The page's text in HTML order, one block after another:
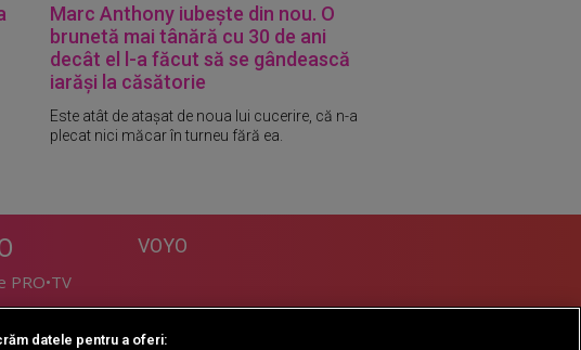
Marc Anthony iubește din nou. O
brunetă mai tânără cu 30 de ani
decât el l-a făcut să se gândească
iarăși la căsătorie
Este atât de atașat de noua lui cucerire, că n-a
plecat nici măcar în turneu fără ea.
PRO•TV
VOYO
datele pentru a oferi: